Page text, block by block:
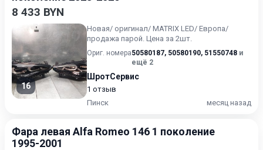
8 433 BYN
16
Новая/ оригинал/ MATRIX LED/ Европа/
продажа парой. Цена за 2шт.
Ориг. номера50580187, 50580190, 51550748 и
ещё 2
ШротСервис
1 отзыв
Пинск
месяц назад
Фара левая Alfa Romeo 146 1 поколение
1995-2001